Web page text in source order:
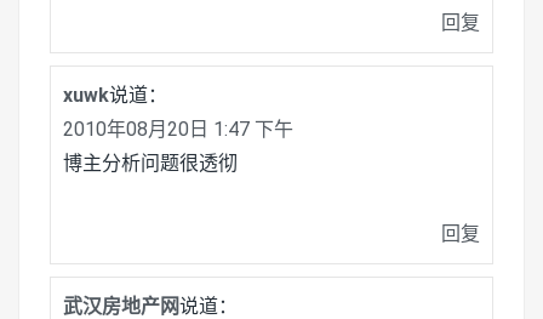
回复
xuwk说道：
2010年08月20日 1:47 下午
博主分析问题很透彻
回复
武汉房地产网说道：